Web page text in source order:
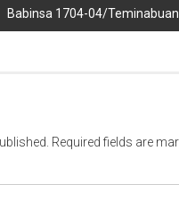
Babinsa 1704-04/
Required fields are